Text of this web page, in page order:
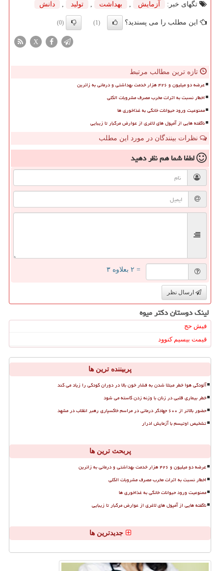
تگهای خبر:
آزمایش , بهداشت , تولید , دانش
این مطلب را می پسندید؟ (1)
(0)
X
تازه ترین مطالب مرتبط
عرضه دو میلیون و ۴۲۶ هزار خدمت بهداشتی و درمانی به زائرین
اخطار نسبت به اثرات مخرب مصرف مشروبات الکلی
ممنوعیت ورود حیوانات خانگی به غذاخوری ها
ناگفته هایی از آمپول های لاغری از عوارض مرگبار تا زیبایی
نظرات بینندگان در مورد این مطلب
لطفا شما همنظر دهید
= ۲ بعلاوه ۳
ارسال نظر
لینک دوستان دكتر میوه
فیش حج
قیمت بیسیم کنوود
پربیننده ترین ها
آلودگی هوا خطر مبتلا شدن به فشار خون بالا در دوران کودکی را زیاد می کند
خطر بیماری قلبی در زنان با وزنه زدن کاسته می شود
حضور بالاتر از ۶۰۰ جهادگر درمانی در مراسم خاکسپاری رهبر انقلاب در مشهد
تشخیص اوتیسم با آزمایش ادرار
پربحث ترین ها
عرضه دو میلیون و ۴۲۶ هزار خدمت بهداشتی و درمانی به زائرین
اخطار نسبت به اثرات مخرب مصرف مشروبات الکلی
ممنوعیت ورود حیوانات خانگی به غذاخوری ها
ناگفته هایی از آمپول های لاغری از عوارض مرگبار تا زیبایی
جدیدترین ها